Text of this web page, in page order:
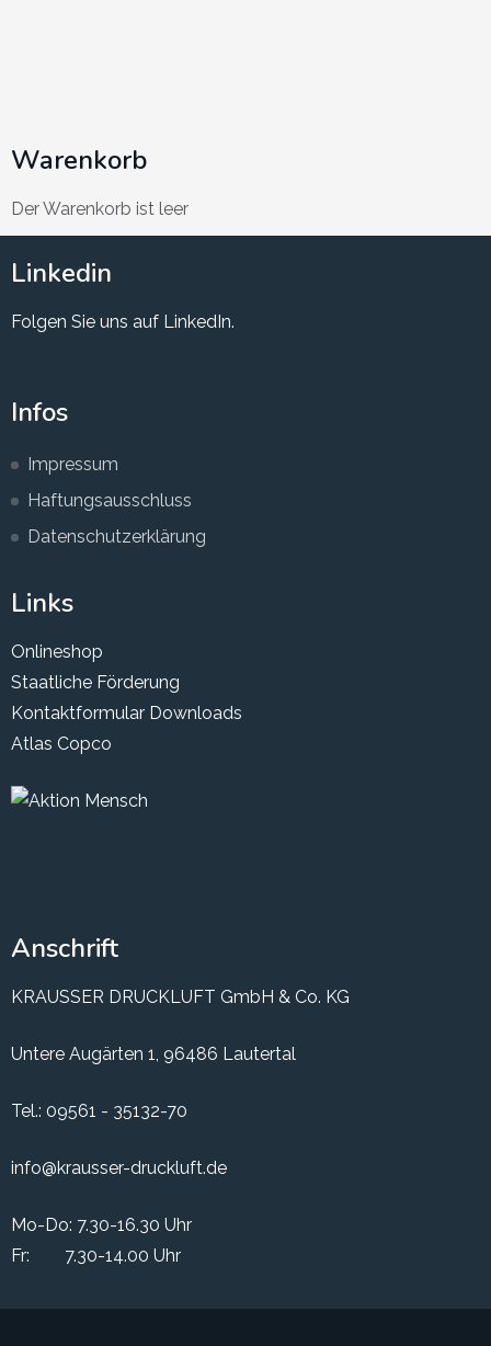
Warenkorb
Der Warenkorb ist leer
Linkedin
Folgen Sie uns auf LinkedIn.
Infos
Impressum
Haftungsausschluss
Datenschutzerklärung
Links
Onlineshop
Staatliche Förderung
Kontaktformular Downloads
Atlas Copco
Anschrift
KRAUSSER DRUCKLUFT GmbH & Co. KG
Untere Augärten 1, 96486 Lautertal
Tel.: 09561 - 35132-70
info@krausser-druckluft.de
Mo-Do: 7.30-16.30 Uhr
Fr: 7.30-14.00 Uhr